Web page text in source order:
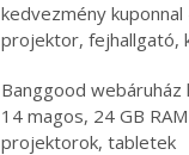
kedvezmény
projektor, fejhallgató,
Banggood
14 magos, 24 GB
projektorok, tabletek